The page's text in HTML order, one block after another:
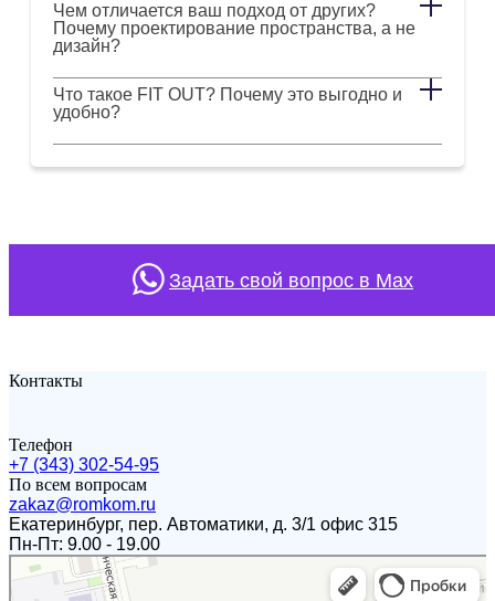
Чем отличается ваш подход от других?
Почему проектирование пространства, а не
дизайн?
Что такое FIT OUT? Почему это выгодно и
удобно?
Задать свой вопрос в Max
Контакты
Телефон
+7 (343) 302-54-95
По всем вопросам
zakaz@romkom.ru
Екатеринбург, пер. Автоматики, д. 3/1 офис 315
Пн-Пт: 9.00 - 19.00
Екатеринбург
Переулок Автоматики, 3/1 — Яндекс.Карты